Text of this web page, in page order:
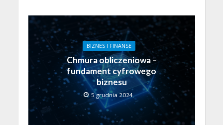
BIZNES I FINANSE
Chmura obliczeniowa –
fundament cyfrowego
biznesu
5 grudnia 2024